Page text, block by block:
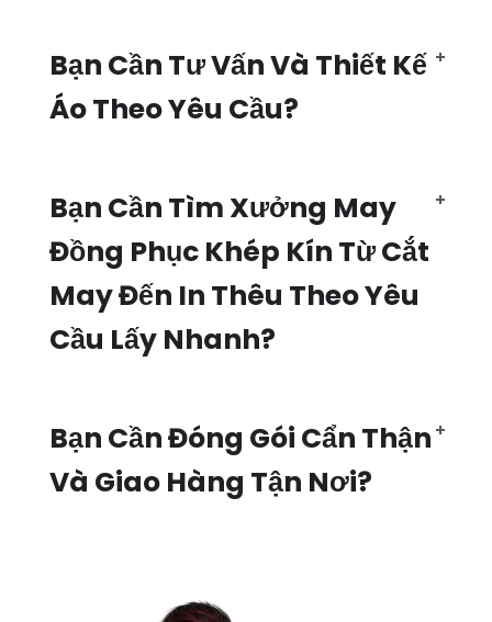
Bạn Cần Tư Vấn Và Thiết Kế
Áo Theo Yêu Cầu?
Bạn Cần Tìm Xưởng May
Đồng Phục Khép Kín Từ Cắt
May Đến In Thêu Theo Yêu
Cầu Lấy Nhanh?
Bạn Cần Đóng Gói Cẩn Thận
Và Giao Hàng Tận Nơi?